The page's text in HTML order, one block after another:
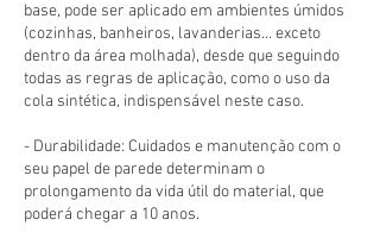
base, pode ser aplicado em ambientes úmidos
(cozinhas, banheiros, lavanderias... exceto
dentro da área molhada), desde que seguindo
todas as regras de aplicação, como o uso da
cola sintética, indispensável neste caso.
- Durabilidade: Cuidados e manutenção com o
seu papel de parede determinam o
prolongamento da vida útil do material, que
poderá chegar a 10 anos.